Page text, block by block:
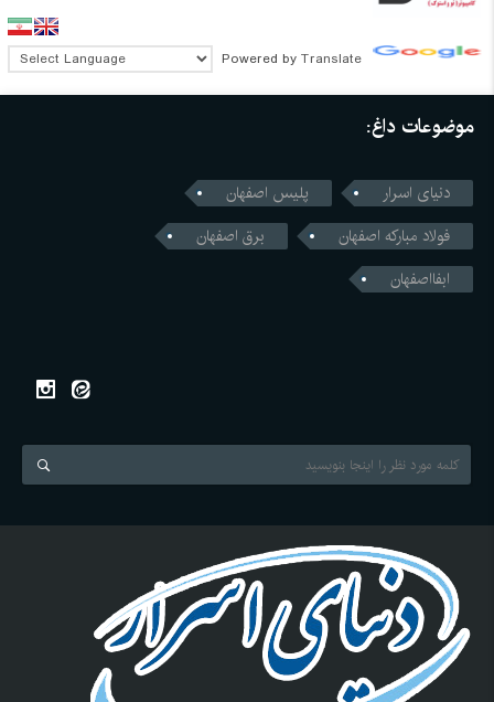
Powered by Translate
موضوعات داغ:
دنیای اسرار
پلیس اصفهان
فولاد مبارکه اصفهان
برق اصفهان
ابفااصفهان